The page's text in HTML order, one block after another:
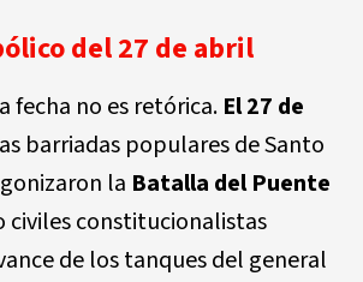
del 27 de abril
fecha no es retórica. El 27 de
barriadas populares de Santo
la Batalla del Puente
civiles constitucionalistas
de los tanques del general